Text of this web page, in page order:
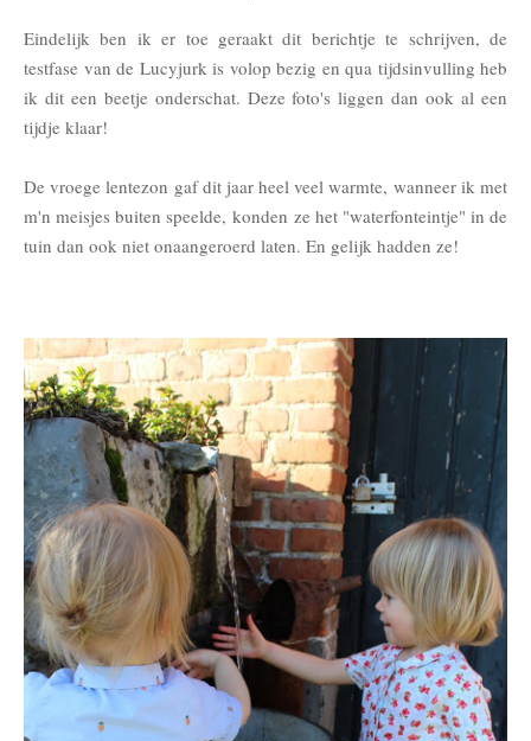
Eindelijk ben ik er toe geraakt dit berichtje te schrijven, de
testfase van de Lucyjurk is volop bezig en qua tijdsinvulling heb
ik dit een beetje onderschat. Deze foto's liggen dan ook al een
tijdje klaar!
De vroege lentezon gaf dit jaar heel veel warmte, wanneer ik met
m'n meisjes buiten speelde,konden ze het "waterfonteintje" in de
tuin dan ook niet onaangeroerd laten. En gelijk hadden ze!